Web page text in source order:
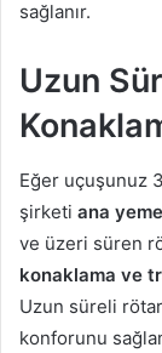
sağlanır.
Uzun
Eğer uçuşunuz
şirketi ana
ve üzeri süren
konaklama ve
Uzun süreli
konforunu